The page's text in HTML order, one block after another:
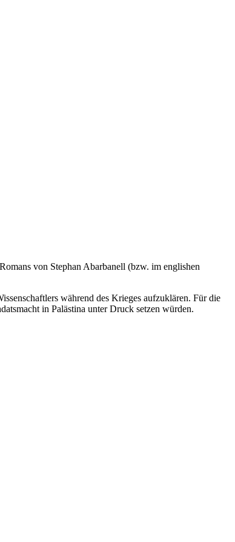
von Stephan Abarbanell (bzw. im englishen
während des Krieges aufzuklären. Für die
in Palästina unter Druck setzen würden.